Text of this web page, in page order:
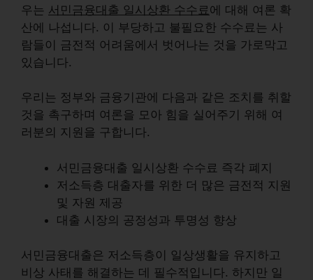
우는 서민금융대출 일시상환 수수료 에 대해 여론 확
산에 나섭니다. 이 부당하고 불필요한 수수료는 사
람들이 금전적 어려움에서 벗어나는 것을 가로막고
있습니다.
우리는 정부와 금융기관에 다음과 같은 조치를 취할
것을 촉구하며 여론을 모아 힘을 실어주기 위해 여
러분의 지원을 구합니다.
서민금융대출 일시상환 수수료 즉각 폐지
저소득층 대출자를 위한 더 많은 금전적 지원
및 자원 제공
대출 시장의 공정성과 투명성 향상
서민금융대출 은 저소득층이 일상생활을 유지하고
비상 사태를 해결하는 데 필수적입니다. 하지만 일